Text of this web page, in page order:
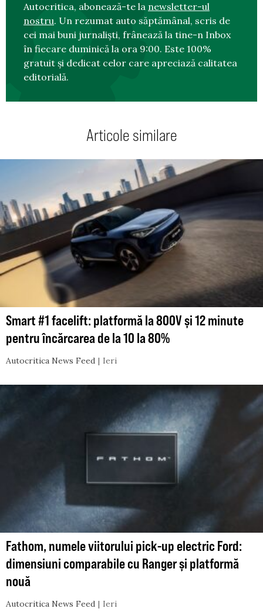
Autocritica, abonează-te la newsletter-ul
nostru. Un rezumat auto săptămânal, scris de
cei mai buni jurnaliști, frânează la tine-n Inbox
în fiecare duminică la ora 9:00. Este 100%
gratuit și dedicat celor care apreciază calitatea
editorială.
Articole similare
Smart #1 facelift: platformă la 800V și 12 minute
pentru încărcarea de la 10 la 80%
Autocritica News Feed Ieri
Fathom, numele viitorului pick-up electric Ford:
dimensiuni comparabile cu Ranger și platformă
nouă
Autocritica News Feed Ieri